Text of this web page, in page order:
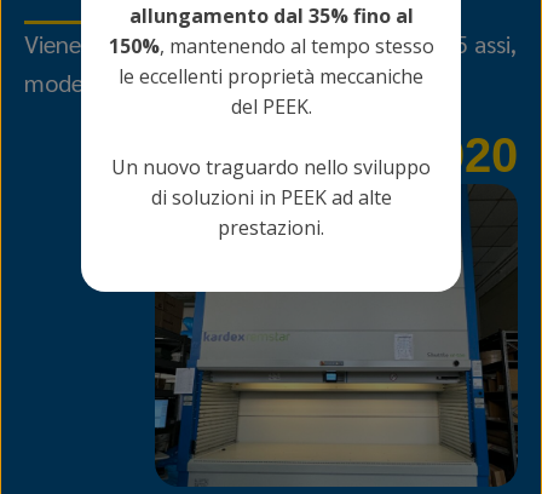
allungamento dal 35% fino al
150%, mantenendo al tempo stesso
le eccellenti proprietà meccaniche
del PEEK.
Un nuovo traguardo nello sviluppo
di soluzioni in PEEK ad alte
prestazioni.
Viene installata la prima macchina CNC a 5 assi,
modello DMG DMU50 3rd.
2020